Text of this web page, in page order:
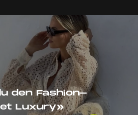
den Fashion-
Luxury»